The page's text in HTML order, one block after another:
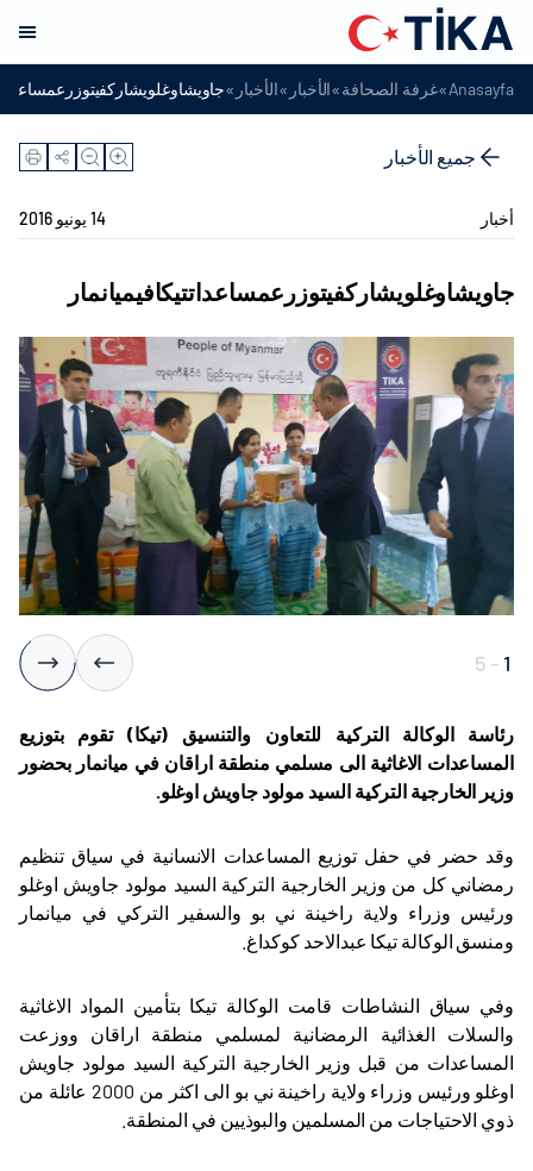
Anasayfa
»غرفة الصحافة»الأخبار »الأخبار »
جميع الأخبار
أخبار 14 يونيو 2016
جاويشاوغلويشاركفيتوزرعمساعداتتيكافيميانمار
1
-
5
رئاسة الوكالة التركية للتعاون والتنسيق (تيكا) تقوم بتوزيع
المساعدات الاغاثية الى مسلمي منطقة اراقان في ميانمار بحضور
وزير الخارجية التركية السيد مولود جاويش اوغلو.
وقد حضر في حفل توزيع المساعدات الانسانية في سياق تنظيم
رمضاني كل من وزير الخارجية التركية السيد مولود جاويش اوغلو
ورئيس وزراء ولاية راخينة ني بو والسفير التركي في ميانمار
ومنسق الوكالة تيكا عبدالاحد كوكداغ.
وفي سياق النشاطات قامت الوكالة تيكا بتأمين المواد الاغاثية
والسلات الغذائية الرمضانية لمسلمي منطقة اراقان ووزعت
المساعدات من قبل وزير الخارجية التركية السيد مولود جاويش
اوغلو ورئيس وزراء ولاية راخينة ني بو الى اكثر من 2000 عائلة من
ذوي الاحتياجات من المسلمين والبوذيين في المنطقة.